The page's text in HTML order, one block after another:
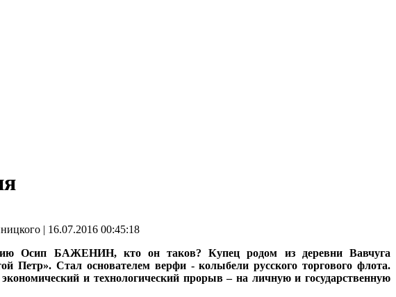
| 16.07.2016 00:45:18
Осип БАЖЕНИН, кто он таков? Купец родом из деревни Вавчуга
Петр». Стал основателем верфи - колыбели русского торгового флота.
и технологический прорыв – на личную и государственную